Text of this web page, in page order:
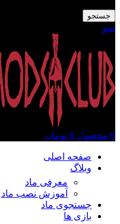
جستجو
منو
0 محصول 0 تومان
صفحه اصلی
وبلاگ
معرفی ماد
آموزش نصب ماد
جستجوی ماد
بازی ها